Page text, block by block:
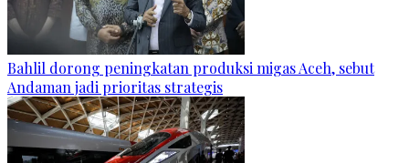
Bahlil dorong peningkatan produksi migas Aceh, sebut
Andaman jadi prioritas strategis